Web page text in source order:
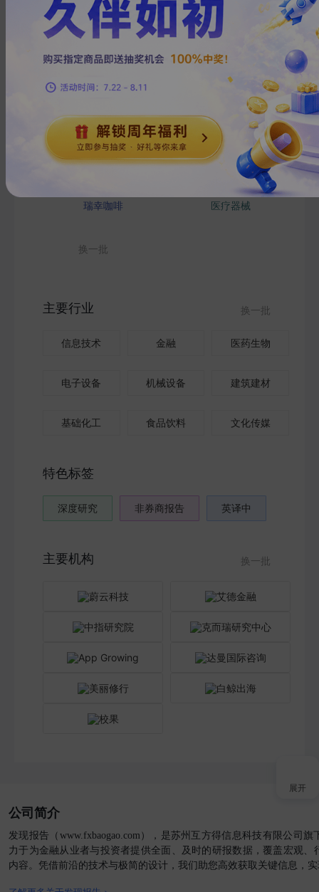
热门搜索
房地产
钢铁 新能源汽车
物流 小米
瑞幸咖啡 医疗器械
换一批
主要行业 换一批
信息技术 金融 医药生物
电子设备 机械设备 建筑建材
基础化工 食品饮料 文化传媒
特色标签
深度研究 非券商报告 英译中
主要机构 换一批
公司简介
发现报告（www.fxbaogao.com），是苏州互方得信息科技有限公司
力于为金融从业者与投资者提供全面、及时的研报数据，覆盖宏观、
内容。凭借前沿的技术与极简的设计，我们助您高效获取关键信息，
展开
接入AI
小程序